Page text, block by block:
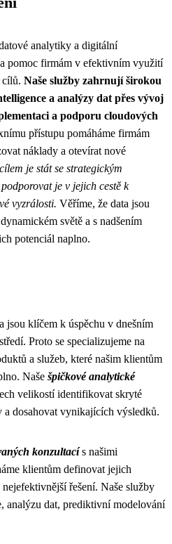
analytiky a digitální
pomoc firmám v efektivním využití
cílů. Naše služby zahrnují širokou
a analýzy dat přes vývoj
a podporu cloudových
přístupu pomáháme firmám
náklady a otevírat nové
je stát se strategickým
je v jejich cestě k
vyzrálosti. Věříme, že data jsou
světě a s nadšením
potenciál naplno.
jsou klíčem k úspěchu v dnešním
Proto se specializujeme na
a služeb, které našim klientům
Naše špičkové analytické
velikostí identifikovat skryté
a dosahovat vynikajících výsledků.
konzultacís našimi
klientům definovat jejich
řešení. Naše služby
analýzu dat, prediktivní modelování